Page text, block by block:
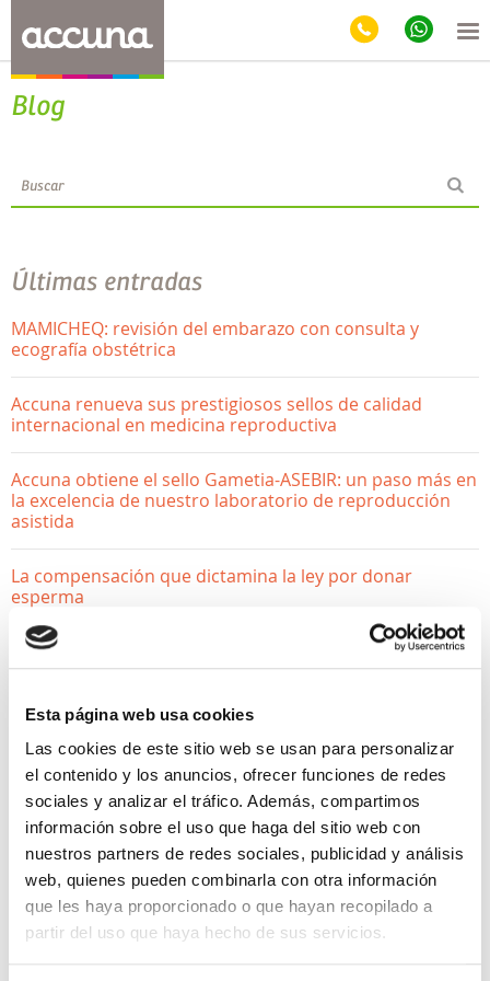
Esta página web usa cookies
Las cookies de este sitio web se usan para personalizar
el contenido y los anuncios, ofrecer funciones de redes
sociales y analizar el tráfico. Además, compartimos
información sobre el uso que haga del sitio web con
nuestros partners de redes sociales, publicidad y análisis
web, quienes pueden combinarla con otra información
que les haya proporcionado o que hayan recopilado a
partir del uso que haya hecho de sus servicios.
Blog
Últimas entradas
MAMICHEQ: revisión del embarazo con consulta y
ecografía obstétrica
Accuna renueva sus prestigiosos sellos de calidad
internacional en medicina reproductiva
Accuna obtiene el sello Gametia-ASEBIR: un paso más en
la excelencia de nuestro laboratorio de reproducción
asistida
La compensación que dictamina la ley por donar
esperma
¿Donar óvulos afecta a mi fertilidad? Desmontamos los
mitos
SALUD GINECOLÓGICA